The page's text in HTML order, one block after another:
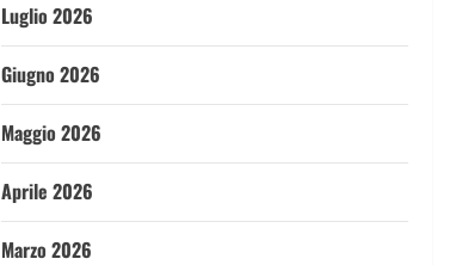
Luglio 2026
Giugno 2026
Maggio 2026
Aprile 2026
Marzo 2026